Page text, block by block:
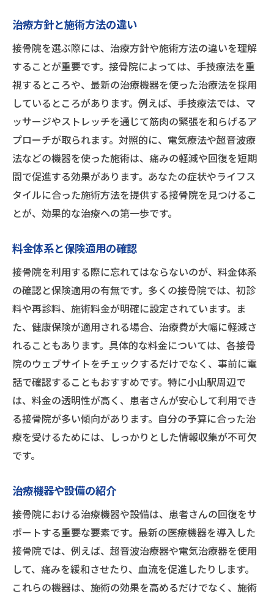
治療方針と施術方法の違い
接骨院を選ぶ際には、治療方針や施術方法の違いを理解
することが重要です。接骨院によっては、手技療法を重
視するところや、最新の治療機器を使った治療法を採用
しているところがあります。例えば、手技療法では、マ
ッサージやストレッチを通じて筋肉の緊張を和らげるア
プローチが取られます。対照的に、電気療法や超音波療
法などの機器を使った施術は、痛みの軽減や回復を短期
間で促進する効果があります。あなたの症状やライフス
タイルに合った施術方法を提供する接骨院を見つけるこ
とが、効果的な治療への第一歩です。
料金体系と保険適用の確認
接骨院を利用する際に忘れてはならないのが、料金体系
の確認と保険適用の有無です。多くの接骨院では、初診
料や再診料、施術料金が明確に設定されています。ま
た、健康保険が適用される場合、治療費が大幅に軽減さ
れることもあります。具体的な料金については、各接骨
院のウェブサイトをチェックするだけでなく、事前に電
話で確認することもおすすめです。特に小山駅周辺で
は、料金の透明性が高く、患者さんが安心して利用でき
る接骨院が多い傾向があります。自分の予算に合った治
療を受けるためには、しっかりとした情報収集が不可欠
です。
治療機器や設備の紹介
接骨院における治療機器や設備は、患者さんの回復をサ
ポートする重要な要素です。最新の医療機器を導入した
接骨院では、例えば、超音波治療器や電気治療器を使用
して、痛みを緩和させたり、血流を促進したりします。
これらの機器は、施術の効果を高めるだけでなく、施術